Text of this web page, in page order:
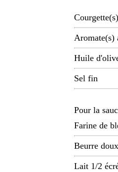
Courgette(s)
Huile
Sel fin
Pour la
Farine de
Beurre doux
Lait 1/2